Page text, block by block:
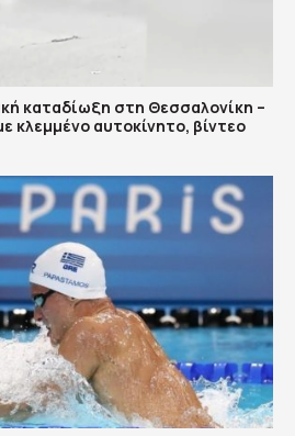
καταδίωξη στη Θεσσαλονίκη –
κλεμμένο αυτοκίνητο, βίντεο